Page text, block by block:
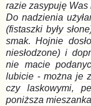
razie zasypuję
Do nadzienia
(fistaszki były
smak. Hojnie
niesłodzone) i
nie macie
lubicie - można je
czy laskowymi,
poniższa